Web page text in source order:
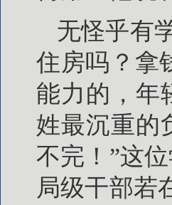
无怪乎有
住房吗？拿
能力的，年
姓最沉重的
不完！”这
局级干部若